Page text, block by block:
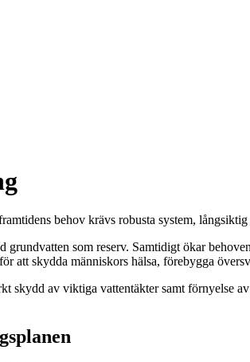
behov krävs robusta system,
som reserv. Samtidigt ökar
att skydda människors hälsa, förebygga
skydd av viktiga vattentäkter samt förnyelse